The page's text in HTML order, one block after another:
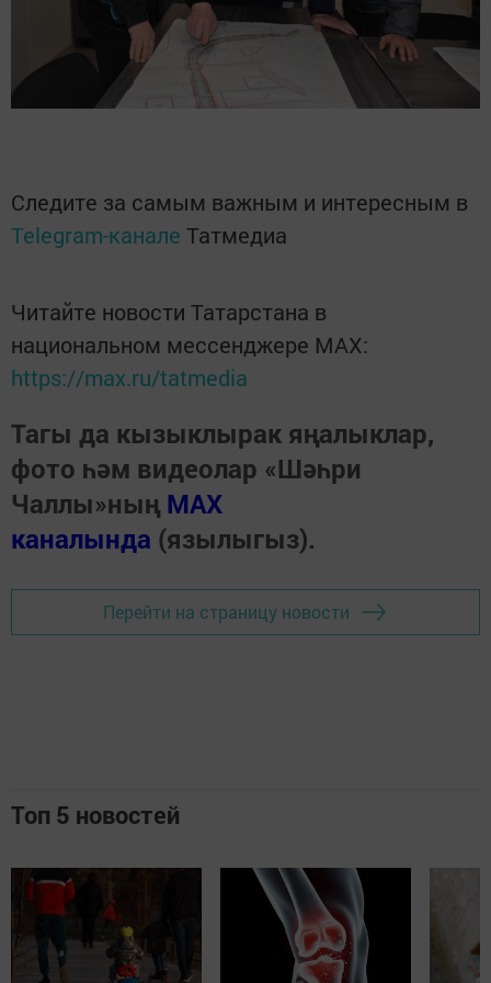
Следите за самым важным и интересным в
Telegram-канале Татмедиа
Читайте новости Татарстана в
национальном мессенджере MАХ:
https://max.ru/tatmedia
Тагы да кызыклырак яңалыклар,
фото һәм видеолар «Шәһри
Чаллы»ның MAX
каналында (язылыгыз).
Перейти на страницу новости
Топ 5 новостей